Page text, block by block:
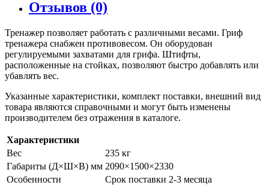
Отзывов (0)
Тренажер позволяет работать с различными весами. Гриф
тренажера снабжен противовесом. Он оборудован
регулируемыми захватами для грифа. Штифты,
расположенные на стойках, позволяют быстро добавлять или
убавлять вес.
Указанные характеристики, комплект поставки, внешний вид
товара являются справочными и могут быть изменены
производителем без отражения в каталоге.
Характеристики
Вес
235 кг
Габариты (Д×Ш×В) мм 2090×1500×2330
Особенности
Срок поставки 2-3 месяца